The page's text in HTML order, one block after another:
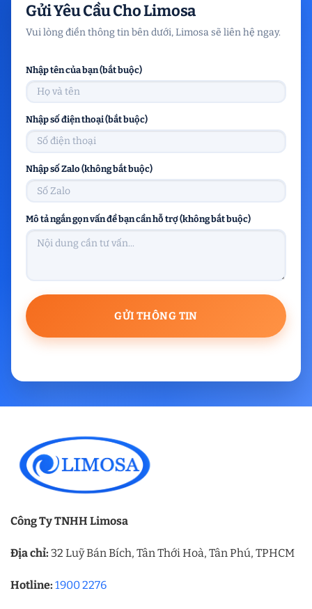
Gửi Yêu Cầu Cho Limosa
Vui lòng điền thông tin bên dưới, Limosa sẽ liên hệ ngay.
Nhập tên của bạn (bắt buộc)
Nhập số điện thoại (bắt buộc)
Nhập số Zalo (không bắt buộc)
Mô tả ngắn gọn vấn đề bạn cần hỗ trợ (không bắt buộc)
Công Ty TNHH Limosa
Địa chỉ: 32 Luỹ Bán Bích, Tân Thới Hoà, Tân Phú, TPHCM
Hotline: 1900 2276